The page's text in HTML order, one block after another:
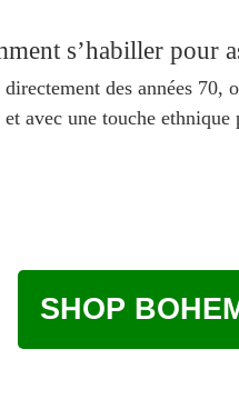
s’habiller pour
des années 70,
et avec une touche
SHOP